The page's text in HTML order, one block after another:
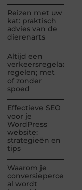
Reizen met uw
kat: praktisch
advies van de
dierenarts
Altijd een
verkeersregelaar
regelen; met
of zonder
spoed
Effectieve SEO
voor je
WordPress
website:
strategieën en
tips
Waarom je
al wordt